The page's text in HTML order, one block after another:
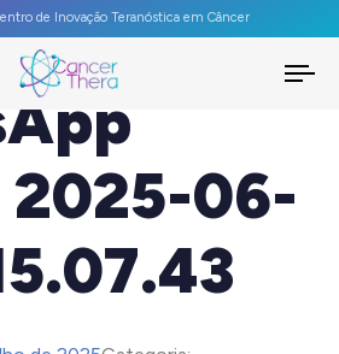
de Inovação Teranóstica em Câncer
2025-06-